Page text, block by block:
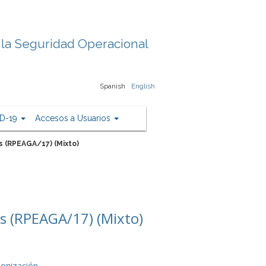
Seguridad Operacional
Spanish English
19 Accesos a Usuarios
17) (Mixto)
17) (Mixto)